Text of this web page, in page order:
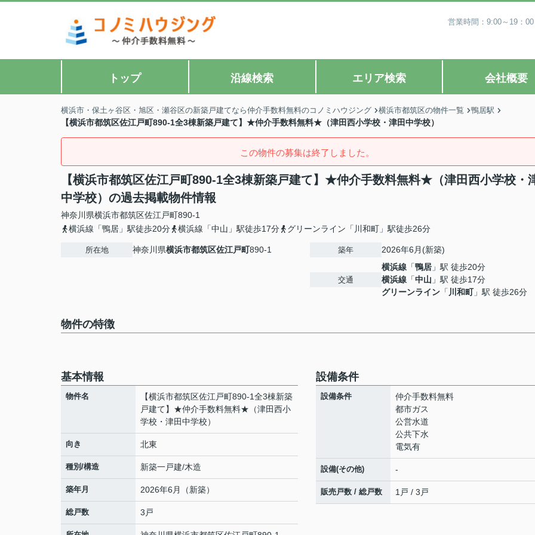
営業時間：9:00～19：
トップ 沿線検索 エリア検索 会社概要
横浜市・保土ヶ谷区・旭区・瀬谷区の新築戸建てなら仲介手数料無料のコノミハウジング 横浜市都筑区の物件一覧 鴨居駅
【横浜市都筑区佐江戸町890-1全3棟新築戸建て】★仲介手数料無料★（津田西小学校・津田中学校）
この物件の募集は終了しました。
【横浜市都筑区佐江戸町890-1全3棟新築戸建て】★仲介手数料無料★（津田西小学校・
中学校）の過去掲載物件情報
神奈川県横浜市都筑区佐江戸町890-1
横浜線「鴨居」駅徒歩20分
横浜線「中山」駅徒歩17分 グリーンライン「川和町」駅徒歩26分
所在地 神奈川県横浜市都筑区佐江戸町890-1 築年 2026年6月(新築)
交通
横浜線 「鴨居 」駅 徒歩20分
横浜線 「中山 」駅 徒歩17分
グリーンライン 「 川和町」駅 徒歩26分
物件の特徴
基本情報
物件名
【横浜市都筑区佐江戸町890-1全3棟新築
戸建て】★仲介手数料無料★（津田西小
学校・津田中学校）
向き 北東
種別/構造 新築一戸建/木造
築年月 2026年6月（新築）
総戸数 3戸
設備条件
設備条件
仲介手数料無料
都市ガス
公営水道
公共下水
電気有
設備(その他) -
販売戸数 / 総戸数 1戸 / 3戸